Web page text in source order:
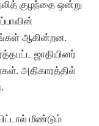
குழந்தை ஒன்று
ஆகின்றன.
ஜாதியினர்
அதிகாரத்தில்
மீண்டும்